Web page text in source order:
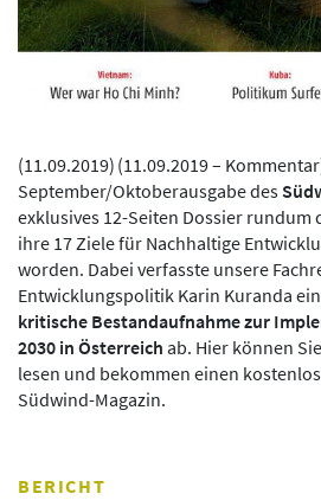
(11.09.2019) (11.09.2019 –
September/Oktoberausgabe des
exklusives 12-Seiten Dossier rundum
ihre 17 Ziele für Nachhaltige
worden. Dabei verfasste unsere
Entwicklungspolitik Karin Kuranda
kritische Bestandaufnahme zur
2030 in Österreich ab. Hier können
lesen und bekommen einen
Südwind-Magazin.
BERICHT